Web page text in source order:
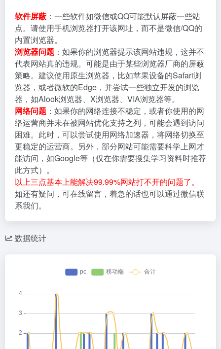
软件屏蔽 ：一些软件如微信或QQ可能默认屏蔽一些站
点。请使用手机浏览器打开该网址，而不是微信/QQ的
内置浏览器。
浏览器问题 ：如果你的浏览器提示该网站违规，这并不
代表网站真的违规。可能是由于某些浏览器厂商的屏蔽
策略。建议使用原生浏览器，比如苹果设备的Safari浏
览器，或者微软的Edge，并尝试一些独立开发的浏览
器，如Alook浏览器、X浏览器、VIA浏览器等。
网络问题 ：如果你的网络连接不稳定，或者你使用的网
络运营商并未在被网站优化支持之列，可能会遇到访问
困难。此时，可以尝试使用网络加速器，将网络切换至
更稳定的运营商。另外，部分网站可能需要科学上网才
能访问，如Google等（仅在你需要搜集学习资料时推荐
此方式）。
以上三点基本上能解决99.99%网站打不开的问题了。
如还有疑问，可在线留言，着急的话也可以通过微信联
系我们。
数据统计